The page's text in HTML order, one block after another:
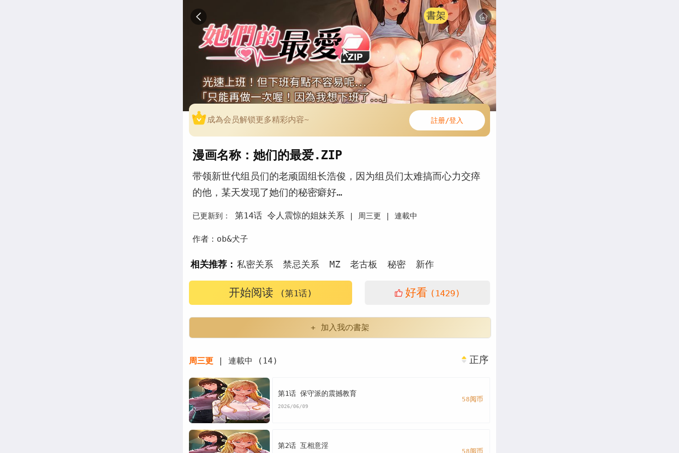
書架
成為会员解锁更多精彩内容~ 註册/登入
漫画名称：她们的最爱.ZIP
带领新世代组员们的老顽固组长浩俊，因为组员们太难搞而心力交瘁
的他，某天发现了她们的秘密癖好…
已更新到： 第14话 令人震惊的姐妹关系| 周三更 | 連載中
作者：ob&犬子
相关推荐： 私密关系 禁忌关系 MZ 老古板 秘密 新作
开始阅读 (第1话) 好看 (1429)
+ 加入我の書架
周三更 | 連載中 (14) 正序
第1话 保守派的震撼教育
2026/06/09
58阅币
第2话 互相意淫
58阅币